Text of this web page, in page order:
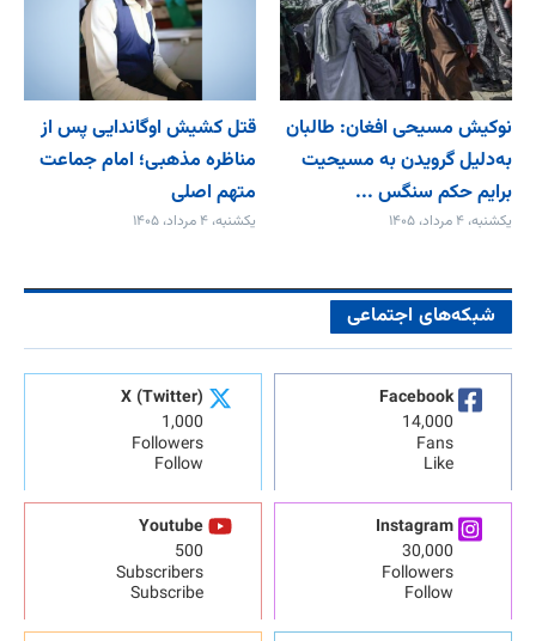
نوکیش مسیحی افغان: طالبان
به‌دلیل گرویدن به مسیحیت
برایم حکم سنگس ...
یکشنبه، ۴ مرداد، ۱۴۰۵
قتل کشیش اوگاندایی پس از
مناظره مذهبی؛ امام جماعت
متهم اصلی
یکشنبه، ۴ مرداد، ۱۴۰۵
شبکه‌های اجتماعی
Facebook
14,000
Fans
Like
X (Twitter)
1,000
Followers
Follow
Instagram
30,000
Followers
Follow
Youtube
500
Subscribers
Subscribe